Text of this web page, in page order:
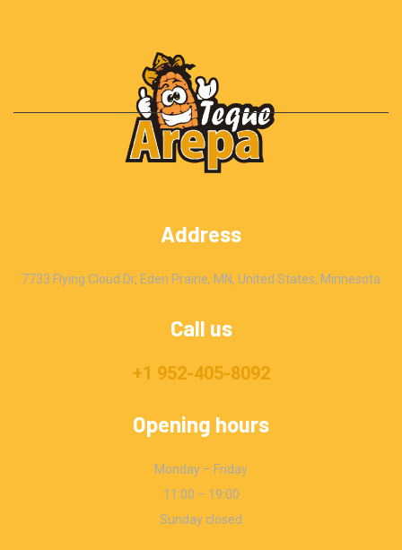
Address
7733 Flying Cloud Dr, Eden Prairie, MN, United States, Minnesota
Call us
+1 952-405-8092
Opening hours
Monday – Friday
11:00 – 19:00
Sunday closed